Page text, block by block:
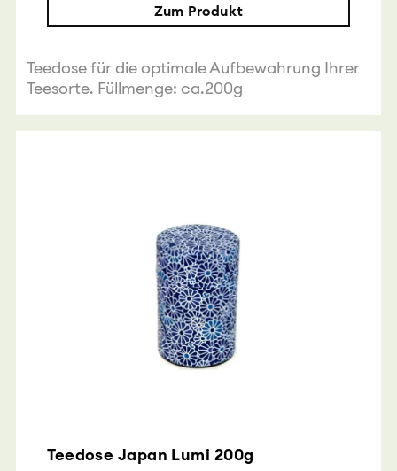
Zum Produkt
Teedose für die optimale Aufbewahrung Ihrer
Teesorte. Füllmenge: ca.200g
Teedose Japan Lumi 200g